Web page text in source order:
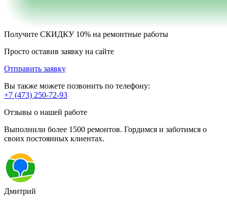
Получите СКИДКУ 10% на ремонтные работы
Просто оставив заявку на сайте
Отправить заявку
Вы также можете позвонить по телефону:
+7 (473) 250-72-93
Отзывы о нашей работе
Выполнили более 1500 ремонтов. Гордимся и заботимся о
своих постоянных клиентах.
Дмитрий